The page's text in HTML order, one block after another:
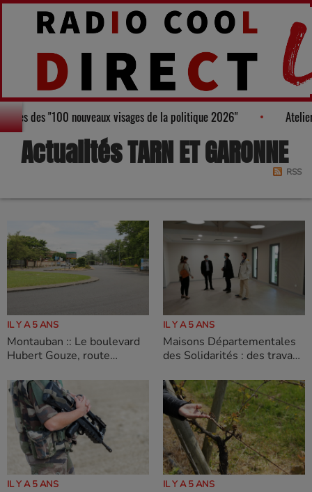
figure au Palmarès des "100 nouveaux visages de la politique 2026"
Actualités TARN ET GARONNE
RSS
IL Y A 5 ANS
Montauban :: Le boulevard
Hubert Gouze, route
neuf !
IL Y A 5 ANS
Maisons Départementales
des Solidarités : des travaux
du public
IL Y A 5 ANS IL Y A 5 ANS